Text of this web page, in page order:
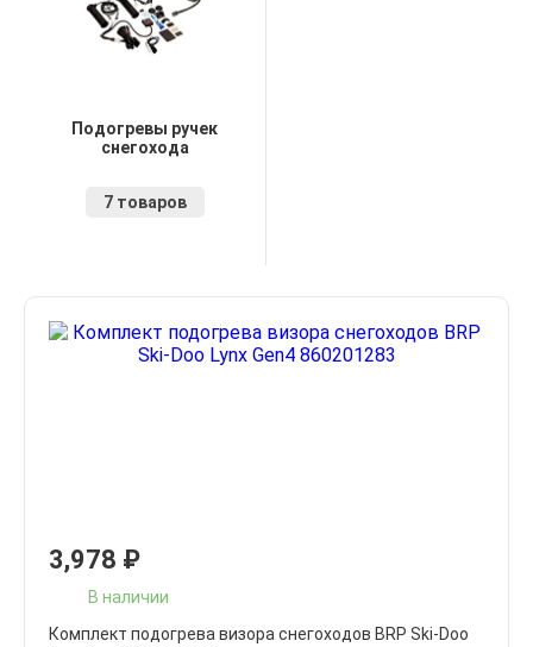
Подогревы ручек
снегохода
7 товаров
3,978 ₽
В наличии
Комплект подогрева визора снегоходов BRP Ski-Doo